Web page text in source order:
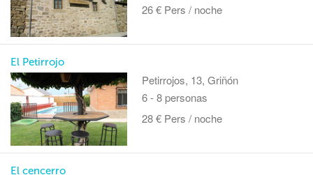
26 € Pers / noche
El Petirrojo
Petirrojos, 13, Griñón
6 - 8 personas
28 € Pers / noche
El cencerro